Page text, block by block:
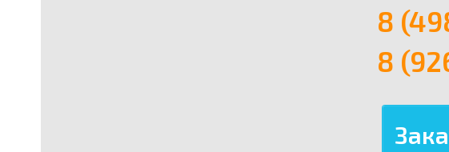
8
8